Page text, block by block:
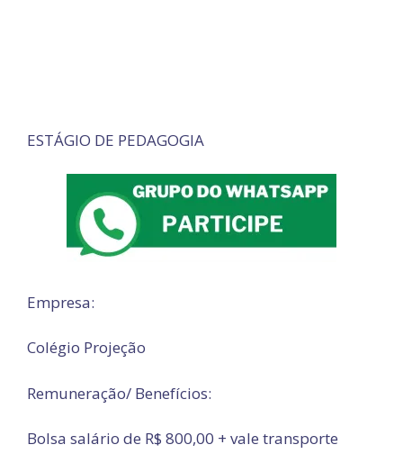
ESTÁGIO DE PEDAGOGIA
Empresa:
Colégio Projeção
Remuneração/ Benefícios:
Bolsa salário de R$ 800,00 + vale transporte